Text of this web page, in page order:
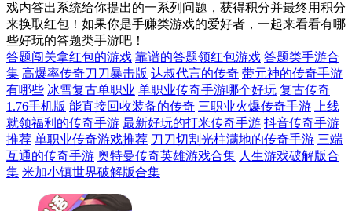
戏内答出系统给你提出的一系列问题，获得积分并最终用积分
来换取红包！如果你是手赚类游戏的爱好者，一起来看看有哪
些好玩的答题类手游吧！
答题闯关拿红包的游戏 靠谱的答题领红包游戏 答题类手游合
集 高爆率传奇刀刀暴击版 达叔代言的传奇 带元神的传奇手游
有哪些 冰雪复古单职业 单职业传奇手游哪个好玩 复古传奇
1.76手机版 能直接回收装备的传奇 三职业火爆传奇手游
上线
就领福利的传奇手游 最新好玩的打米传奇手游 抖音传奇手游
推荐 单职业传奇游戏推荐 刀刀切割光柱满地的传奇手游 三端
互通的传奇手游 奥特曼传奇英雄游戏合集 人生游戏破解版合
集 米加小镇世界破解版合集